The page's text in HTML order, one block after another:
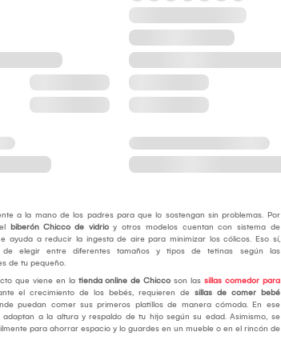
a la mano de los padres para que lo sostengan sin problemas. Por
biberón Chicco de vidrioy otros modelos cuentan con sistema de
ayuda a reducir la ingesta de aire para minimizar los cólicos. Eso sí,
de elegir entre diferentes tamaños y tipos de tetinas según las
de tu pequeño.
que viene en la tienda online de Chiccoson lassillas comedor para
el crecimiento de los bebés, requieren de sillas de comer bebé
puedan comer sus primeros platillos de manera cómoda. En ese
adaptan a la altura y respaldo de tu hijo según su edad. Asimismo, se
para ahorrar espacio y lo guardes en un mueble o en el rincón de